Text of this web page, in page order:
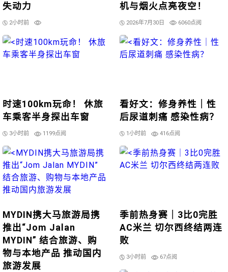
失动力
2小时前
机与烟火点亮夜空！
2026年7月30日 6060点阅
时速100km玩命！ 休旅
车乘客半身探出车窗
3小时前 1199点阅
看好文：修身养性｜性
后尿道刺痛 感染性病？
1小时前 416点阅
MYDIN携大马旅游局携
推出“Jom Jalan
MYDIN” 结合旅游、购
物与本地产品 推动国内
旅游发展
季前热身赛｜3比0完胜
AC米兰 切尔西终结两连
败
3小时前 67点阅